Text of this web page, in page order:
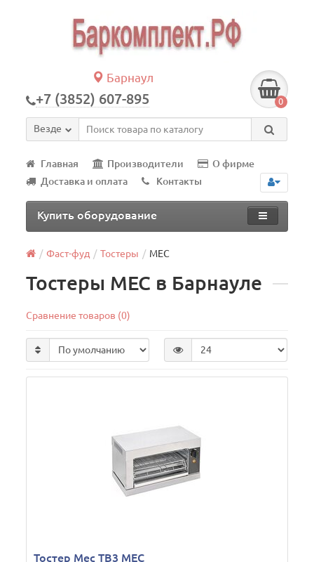
Барнаул
+7 (3852) 607-895 0
Везде
Главная Производители
О фирме
Доставка и оплата
Контакты
Купить оборудование
Фаст-фуд Тостеры MEC
Тостеры MEC в Барнауле
Сравнение товаров (0)
Тостер Mec TB3 MEC